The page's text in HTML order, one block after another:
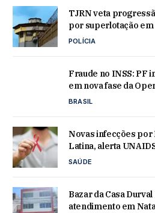
TJRN veta
por superlotação
POLÍCIA
Fraude no INSS: PF
em nova fase da
BRASIL
Novas infecções
Latina, alerta
SAÚDE
Bazar da Casa
atendimento em